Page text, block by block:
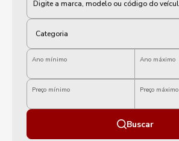
Ano mínimo Ano máximo
Preço mínimo Preço máximo
Buscar